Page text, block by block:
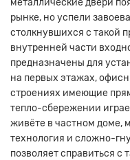
рынке, но успели
столкнувшихся с такой
внутренней части
предназначены для
на первых этажах,
строениях имеющие
тепло-сбережении
живёте в частном доме,
технология и сложно-
позволяет справиться с